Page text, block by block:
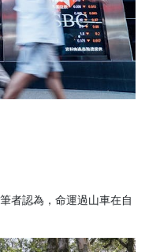
者認為，命運過山車在自